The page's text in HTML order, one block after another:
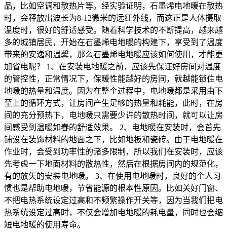
品，比如空调和散热片等。经实验证明，石墨烯电地暖在散热
时，会释放出波长为8-12微米的远红外线，而这正是人体摄取
温度时，很好的舒适感受。随着科学技术的不断提高，越来越
多的城镇居民，开始在石墨烯电地暖的构建下，享受到了温度
带来的安逸和温馨，那么石墨烯电地暖应该如何使用，才能更
加省电呢？ 1、在安装电地暖之前，应该先保证好房间对温度
的管控性，正常情况下，保暖性能越好的房间，就越能锁住电
地暖的热量和温度。因为在整个过程中，电地暖都是采用由下
至上的循环方式，让房间产生足够的热量和耗能，此时，在房
间的充分预热下，电地暖只需要少许的散热时间，就可以让房
间感受到温暖如春的舒适效果。 2、电地暖在安装时，会首先
铺设在装饰材料的地面之下，比如地板和瓷砖。由于电地暖在
作业时，会受到功率性的诸多限制，所以我们在安装时，应该
先考虑一下地面材料的散热性，然后在根据房间内的规范化，
有的放矢的安装电地暖。 3、在使用电地暖时，良好的个人习
惯也是帮助电地暖，节省能源的根本性原因。比如关好门窗、
不把电热系统设定过高和不频繁操作开关等，因为当我们把电
热系统设定过高时，不仅会增加电地暖的耗电量，同时也会缩
短电地暖的使用寿命。